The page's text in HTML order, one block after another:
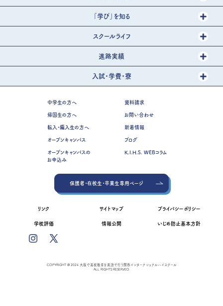
「学び」を知る
スクールライフ
進路実績
入試・学費・寮
中学生の方へ
帰国生の方へ
転入・編入生の方へ
オープンキャンパス
オープンキャンパスの
お申込み
資料請求
お問い合わせ
新着情報
ブログ
K.I.H.S. WEBコラム
保護者・在校生・卒業生専用ページ
リンク サイトマップ プライバシーポリシー
学校評価 情報公開 いじめ防止基本方針
COPYRIGHT @ 2024 大阪で高校教育を英語で行う関西インターナショナルハイスクール
ALL RIGHTS RESERVED.